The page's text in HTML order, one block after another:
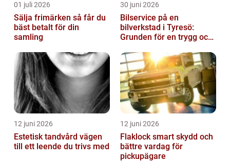
01 juli 2026
Sälja frimärken så får du
bäst betalt för din
samling
30 juni 2026
Bilservice på en
bilverkstad i Tyresö:
Grunden för en trygg och
12 juni 2026
Estetisk tandvård vägen
till ett leende du trivs med
12 juni 2026
Flaklock smart skydd och
bättre vardag för
pickupägare